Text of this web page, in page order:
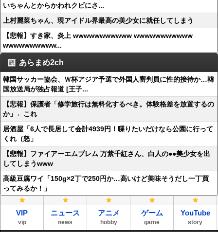
いちゃんとからかわれクビにさ...
上村麗菜ちゃん、現アイドル界最高の美少女に就任してしまう
【悲報】すき家、炎上 wwwwwwwwwww wwwwwwwwwww
wwwwwwwwww...
あらまめ2ch
韓国サッカー協会、Ｗ杯アジア予選で外国人審判員に性的接待か…韓
国放送局が独占報道 [王子...
【悲報】保護者「修学旅行は無料化するべき。体験格差を放置するの
か」←これ
居酒屋「6人で長居して会計4939円！喋りたいだけなら公園に行って
くれ（怒」
【悲報】ファイアーエムブレム 万紫千紅さん、白人の●●美少女を出
してしまうwww
高級豆腐ワイ「150g×2丁で250円か…高いけど美味そうだし一丁買
ってみるか！」
VIP
vip
ニュース
news
アニメ
hobby
ゲーム
game
YouTube
story